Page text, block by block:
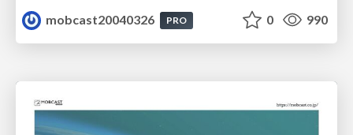
mobcast20040326
PRO 0 990